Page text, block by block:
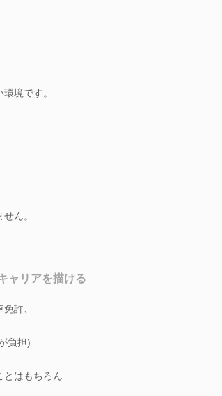
境です。
ん。
ャリアを描ける
許、
負担)
とはもちろん